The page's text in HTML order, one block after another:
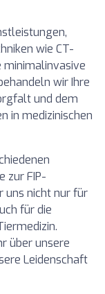
wie CT-
minimalinvasive
wir Ihre
und dem
in medizinischen
zur FIP-
uns nicht nur für
für die
über unsere
Leidenschaft